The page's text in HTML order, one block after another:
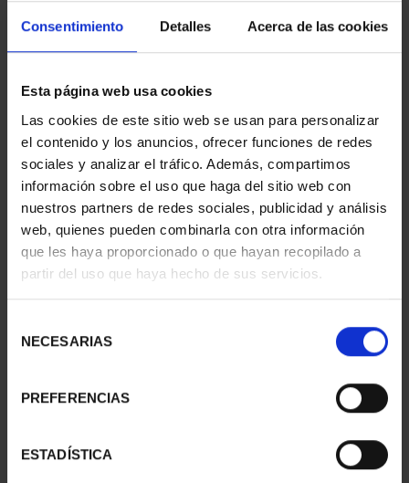
Consentimiento Detalles Acerca de las cookies
Esta página web usa cookies
Las cookies de este sitio web se usan para personalizar
el contenido y los anuncios, ofrecer funciones de redes
sociales y analizar el tráfico. Además, compartimos
información sobre el uso que haga del sitio web con
nuestros partners de redes sociales, publicidad y análisis
web, quienes pueden combinarla con otra información
que les haya proporcionado o que hayan recopilado a
partir del uso que haya hecho de sus servicios.
NECESARIAS
PREFERENCIAS
ESTADÍSTICA
Sólo para usuarios
registrados
Sólo para usuarios
registrados
SUSCRIPCIÓN
CAPITALES DE
949,00 €
registrados
SUSCRIPCIÓN
CAPITALES DE
949,00 €
registrados